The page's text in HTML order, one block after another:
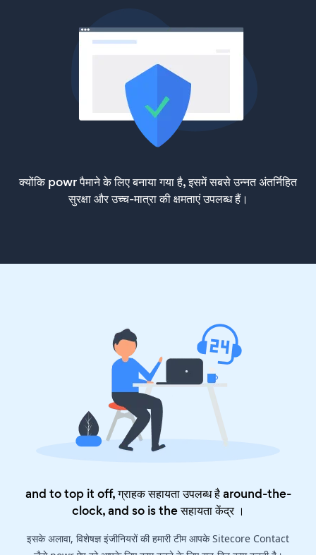
क्योंकि powr पैमाने के लिए बनाया गया है, इसमें सबसे उन्नत अंतर्निहित
सुरक्षा और उच्च-मात्रा की क्षमताएं उपलब्ध हैं।
and to top it off, ग्राहक सहायता उपलब्ध है around-the-
clock, and so is theसहायता केंद्र।
इसके अलावा, विशेषज्ञ इंजीनियरों की हमारी टीम आपके Sitecore Contact